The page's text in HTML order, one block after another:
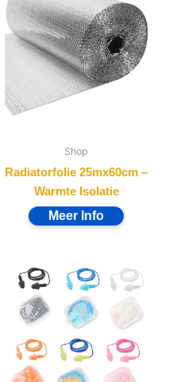
Shop
Radiatorfolie 25mx60cm –
Warmte Isolatie